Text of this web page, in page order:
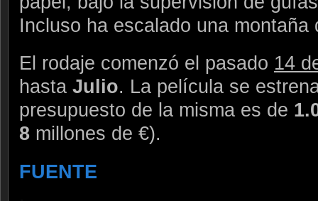
Incluso ha escalado una
El rodaje comenzó el pasado 14
hasta Julio. La película se
presupuesto de la misma es de
8 millones de €).
FUENTE